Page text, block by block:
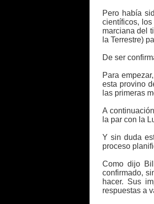
Pero había
científicos,
marciana del
la Terrestre)
De ser
Para
esta provino
las primeras
A
la par con la
Y sin duda
proceso
Como dijo
confirmado,
hacer. Sus
respuestas a